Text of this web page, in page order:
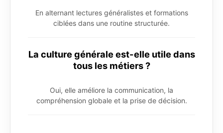
En alternant lectures généralistes et formations
ciblées dans une routine structurée.
La culture générale est-elle utile dans
tous les métiers ?
Oui, elle améliore la communication, la
compréhension globale et la prise de décision.